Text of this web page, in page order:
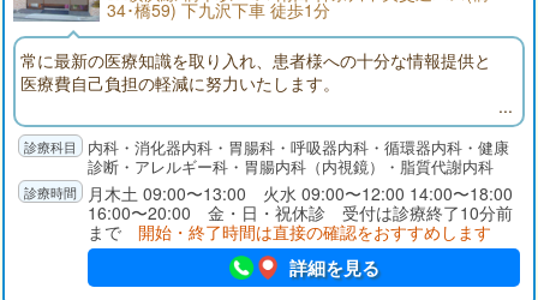
34･橋59) 下九沢下車 徒歩1分
常に最新の医療知識を取り入れ、患者様への十分な情報提供と
医療費自己負担の軽減に努力いたします。
内科・消化器内科・胃腸科・呼吸器内科・循環器内科・健康
診断・アレルギー科・胃腸内科（内視鏡）・脂質代謝内科
月木土 09:00〜13:00 火水 09:00〜12:00 14:00〜18:00
16:00〜20:00 金・日・祝休診 受付は診療終了10分前
まで 開始・終了時間は直接の確認をおすすめします
詳細を見る